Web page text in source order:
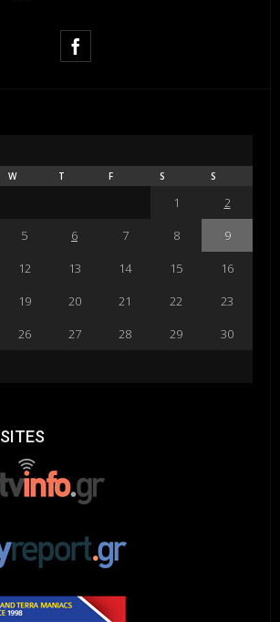
W T F S S
1
2
5 6 7 8
9
12 13 14 15
16
19 20 21 22
23
26 27 28 29
30